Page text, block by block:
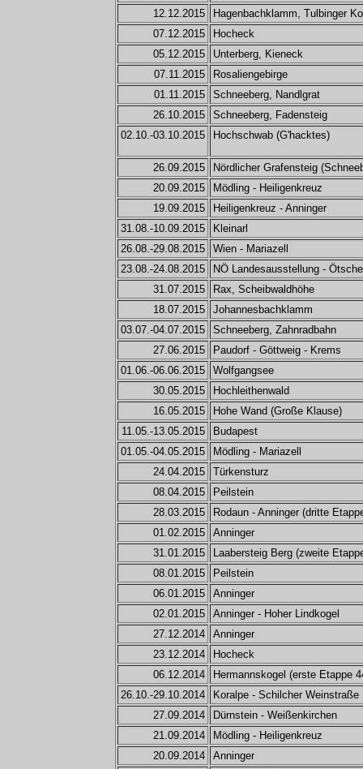
12.12.2015
Hagenbachklamm, Tulbinger
07.12.2015
Hocheck
05.12.2015
Unterberg, Kieneck
07.11.2015
Rosaliengebirge
01.11.2015
Schneeberg, Nandlgrat
26.10.2015
Schneeberg, Fadensteig
02.10.-03.10.2015
Hochschwab (G'hacktes)
26.09.2015
Nördlicher Grafensteig
20.09.2015
Mödling - Heiligenkreuz
19.09.2015
Heiligenkreuz - Anninger
31.08.-10.09.2015
Kleinarl
26.08.-29.08.2015
Wien - Mariazell
23.08.-24.08.2015
NÖ Landesausstellung -
31.07.2015
Rax, Scheibwaldhöhe
18.07.2015
Johannesbachklamm
03.07.-04.07.2015
Schneeberg, Zahnradbahn
27.06.2015
Paudorf - Göttweig - Krems
01.06.-06.06.2015
Wolfgangsee
30.05.2015
Hochleithenwald
16.05.2015
Hohe Wand (Große Klause)
11.05.-13.05.2015
Budapest
01.05.-04.05.2015
Mödling - Mariazell
24.04.2015
Türkensturz
08.04.2015
Peilstein
28.03.2015
Rodaun - Anninger (dritte
01.02.2015
Anninger
31.01.2015
Laabersteig Berg (zweite
08.01.2015
Peilstein
06.01.2015
Anninger
02.01.2015
Anninger - Hoher Lindkogel
27.12.2014
Anninger
23.12.2014
Hocheck
06.12.2014
Hermannskogel (erste Etappe
26.10.-29.10.2014
Koralpe - Schilcher Weinstraße
27.09.2014
Dürnstein - Weißenkirchen
21.09.2014
Mödling - Heiligenkreuz
20.09.2014
Anninger